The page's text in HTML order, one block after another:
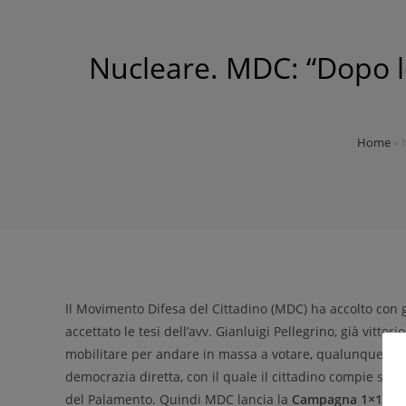
Nucleare. MDC:
Home
Il Movimento Difesa del Cittadino (MDC) ha accolto
accettato le tesi dell’avv. Gianluigi Pellegrino, già
mobilitare per andare in massa a votare, qualunque
democrazia diretta, con il quale il cittadino compie
del Palamento. Quindi MDC lancia la Campagna